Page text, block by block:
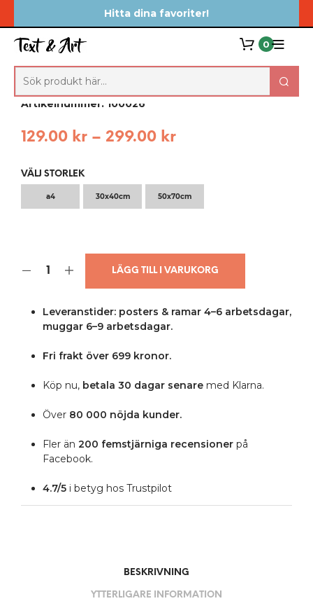
Hitta dina favoriter!
0
Let me hear you roar!
Artikelnummer: 100026
129.00 kr – 299.00 kr
VÄLJ STORLEK
a4 30x40cm 50x70cm
LÄGG TILL I VARUKORG
Leveranstider: posters & ramar 4–6 arbetsdagar,
muggar 6–9 arbetsdagar.
Fri frakt över 699 kronor.
Köp nu,betala 30 dagar senaremed Klarna.
Över 80 000 nöjda kunder.
Fler än 200 femstjärniga recensionerpå
Facebook.
4.7/5i betyg hos Trustpilot
BESKRIVNING
YTTERLIGARE INFORMATION